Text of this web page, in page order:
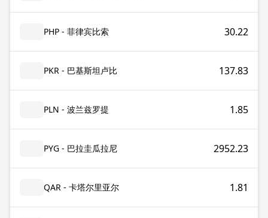
PHP - 菲律宾比索 30.22
PKR - 巴基斯坦卢比 137.83
PLN - 波兰兹罗提 1.85
PYG - 巴拉圭瓜拉尼 2952.23
QAR - 卡塔尔里亚尔 1.81